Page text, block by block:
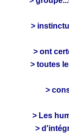
>
> ont
> toutes
>
> Les
>